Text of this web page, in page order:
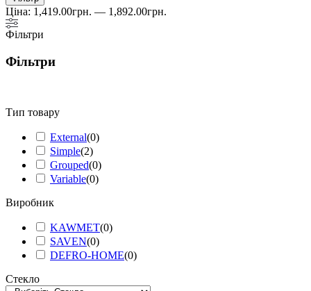
ціна
ціна
Ціна: 1,419.00грн. — 1,892.00грн.
Фільтри
Фільтри
Тип товару
External(0)
Simple(2)
Grouped(0)
Variable(0)
Виробник
KAWMET(0)
SAVEN(0)
DEFRO-HOME(0)
Стекло